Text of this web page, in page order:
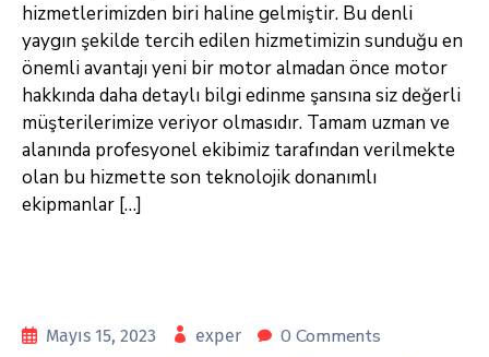
hizmetlerimizden biri haline gelmiştir. Bu denli
yaygın şekilde tercih edilen hizmetimizin sunduğu en
önemli avantajı yeni bir motor almadan önce motor
hakkında daha detaylı bilgi edinme şansına siz değerli
müşterilerimize veriyor olmasıdır. Tamam uzman ve
alanında profesyonel ekibimiz tarafından verilmekte
olan bu hizmette son teknolojik donanımlı
ekipmanlar […]
Mayıs 15, 2023 exper 0 Comments